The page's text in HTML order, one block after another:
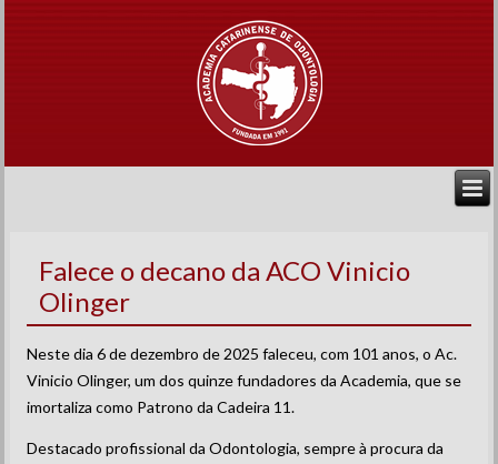
Falece o decano da ACO Vinicio
Olinger
Neste dia 6 de dezembro de 2025 faleceu, com 101 anos, o Ac.
Vinicio Olinger, um dos quinze fundadores da Academia, que se
imortaliza como Patrono da Cadeira 11.
Destacado profissional da Odontologia, sempre à procura da